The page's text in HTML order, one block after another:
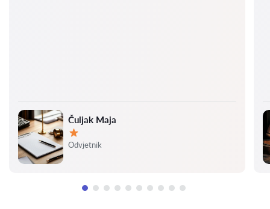
Čuljak Maja
Ocjena:
Odvjetnik